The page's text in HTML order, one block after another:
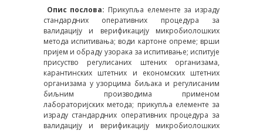
Опис послова: Прикупља елементе за израду
стандардних оперативних процедура за
валидацију и верификацију микробиолошких
метода испитивања; води картоне опреме; врши
пријем и обраду узорака за испитивање; испитује
присуство регулисаних штених организама,
карантинских штетних и економских штетних
организама у узорцима биљака и регулисаним
биљним производима применом
лабораторијских метода; прикупља елементе за
израду стандардних оперативних процедура за
валидацију и верификацију микробиолошких